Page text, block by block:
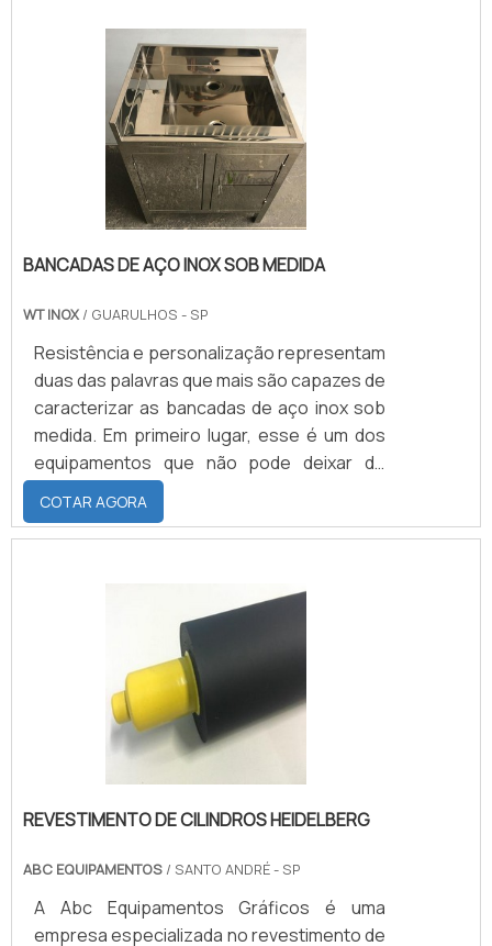
pequenos buracos nas extremidades. A
empresa fornece seis meses de garantia
após emissão de nota fiscal contra
defeitos de fabricação, e não se
responsabiliza pela má utilização do
material.Solicite agora mesmo uma
cotação pelo portal Soluções Industriais....
BANCADAS DE AÇO INOX SOB MEDIDA
WT INOX / GUARULHOS - SP
Resistência e personalização representam
duas das palavras que mais são capazes de
caracterizar as bancadas de aço inox sob
medida. Em primeiro lugar, esse é um dos
equipamentos que não pode deixar de
integrar ambientes como hospitais e
cozinhas industriais, já que suas
superfícies são absolutamente
demais microorganismos de origens
estranhas.Além disso, tratam-se de um
equipamento capaz de aliar facilitadas
capacidades de limpeza e positivas
COTAR AGORA
REVESTIMENTO DE CILINDROS HEIDELBERG
ABC EQUIPAMENTOS / SANTO ANDRÉ - SP
A Abc Equipamentos Gráficos é uma
empresa especializada no revestimento de